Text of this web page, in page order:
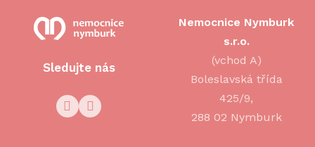
Sledujte nás
Nemocnice Nymburk
s.r.o.
(vchod A)
Boleslavská třída
425/9,
288 02 Nymburk